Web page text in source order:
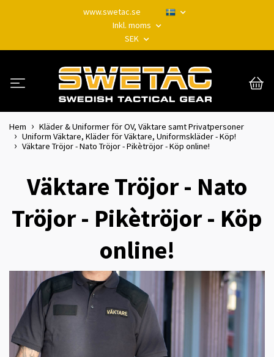
www.swetac.se
Inkl. moms
SEK
Hem
Kläder & Uniformer för OV, Väktare samt Privatpersoner
Uniform Väktare, Kläder för Väktare, Uniformskläder - Köp!
Väktare Tröjor - Nato Tröjor - Pikètröjor - Köp online!
Väktare Tröjor - Nato
Tröjor - Pikètröjor - Köp
online!